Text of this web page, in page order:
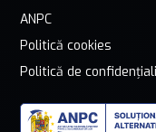
ANPC
Politică cookies
Politică de